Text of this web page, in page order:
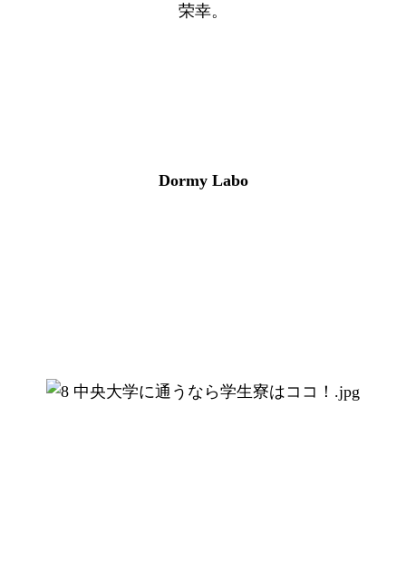
荣幸。
Dormy Labo